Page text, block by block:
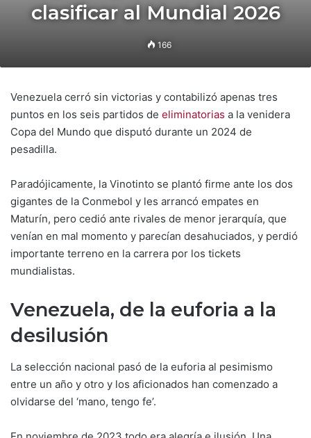
clasificar al Mundial 2026
166
Venezuela cerró sin victorias y contabilizó apenas tres
puntos en los seis partidos de eliminatorias a la venidera
Copa del Mundo que disputó durante un 2024 de
pesadilla.
Paradójicamente, la Vinotinto se plantó firme ante los dos
gigantes de la Conmebol y les arrancó empates en
Maturín, pero cedió ante rivales de menor jerarquía, que
venían en mal momento y parecían desahuciados, y perdió
importante terreno en la carrera por los tickets
mundialistas.
Venezuela, de la euforia a la
desilusión
La selección nacional pasó de la euforia al pesimismo
entre un año y otro y los aficionados han comenzado a
olvidarse del ‘mano, tengo fe’.